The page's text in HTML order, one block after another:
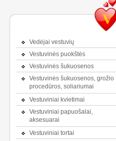
V
Vedėjai vestuvių
Vestuvinės puokštės
Vestuvinės šukuosenos
Vestuvinės šukuosenos, grožio
procedūros, soliariumai
Vestuviniai kvietimai
Vestuviniai papuošalai,
aksesuarai
Vestuviniai tortai